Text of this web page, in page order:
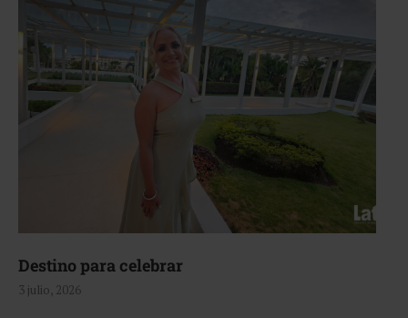
Destino para celebrar
3 julio, 2026